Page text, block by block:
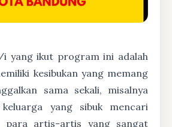
i yang ikut program ini adalah
kesibukan yang memang
sama sekali, misalnya
yang sibuk mencari
para artis-artis yang sangat